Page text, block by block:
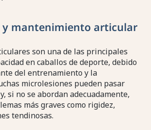
y mantenimiento articular
son una de las principales
en caballos de deporte, debido
del entrenamiento y la
microlesiones pueden pasar
si no se abordan adecuadamente,
más graves como rigidez,
tendinosas.